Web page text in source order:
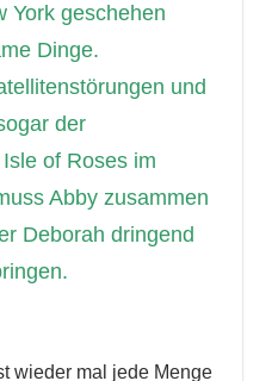
York geschehen
Dinge.
und
der
of Roses im
Abby zusammen
Deborah dringend
wieder mal jede Menge